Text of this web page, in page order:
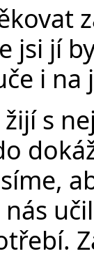
jsi jí
i na
s